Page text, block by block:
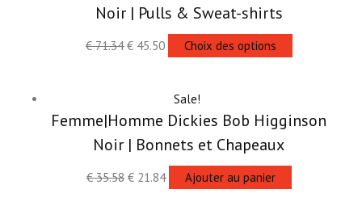
Noir | Pulls & Sweat-shirts
€71.34 €45.50 Choix des options
Sale!
Femme|Homme Dickies Bob Higginson
Noir | Bonnets et Chapeaux
€35.58 €21.84 Ajouter au panier